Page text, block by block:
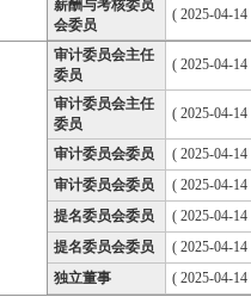
薪酬与考核委员
会委员
( 2025-04-
审计委员会主任
委员
( 2025-04-
审计委员会主任
委员
( 2025-04-
审计委员会委员
( 2025-04-
审计委员会委员
( 2025-04-
提名委员会委员
( 2025-04-
提名委员会委员
( 2025-04-
独立董事
( 2025-04-